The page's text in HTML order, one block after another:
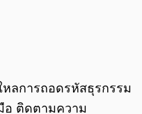
ลการถอดรหัสธุรกรรม
อ ติดตามความ